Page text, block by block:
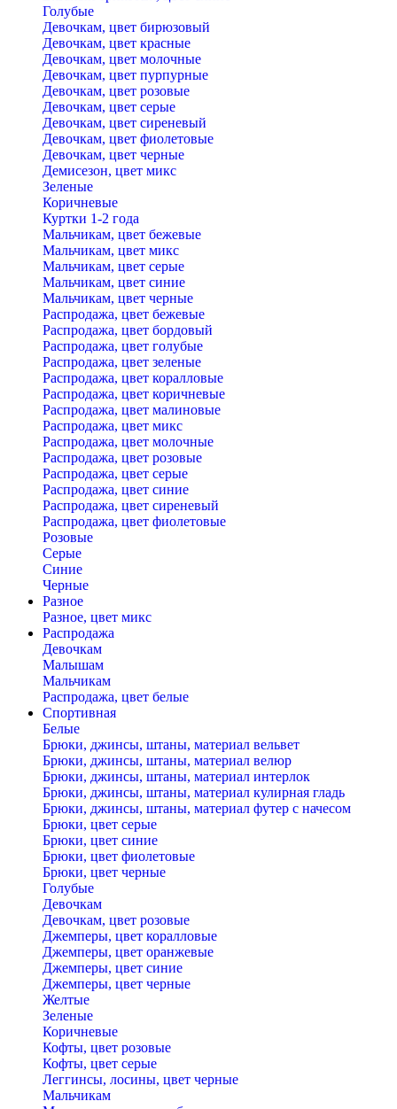
Голубые
Девочкам, цвет бирюзовый
Девочкам, цвет красные
Девочкам, цвет молочные
Девочкам, цвет пурпурные
Девочкам, цвет розовые
Девочкам, цвет серые
Девочкам, цвет сиреневый
Девочкам, цвет фиолетовые
Девочкам, цвет черные
Демисезон, цвет микс
Зеленые
Коричневые
Куртки 1-2 года
Мальчикам, цвет бежевые
Мальчикам, цвет микс
Мальчикам, цвет серые
Мальчикам, цвет синие
Мальчикам, цвет черные
Распродажа, цвет бежевые
Распродажа, цвет бордовый
Распродажа, цвет голубые
Распродажа, цвет зеленые
Распродажа, цвет коралловые
Распродажа, цвет коричневые
Распродажа, цвет малиновые
Распродажа, цвет микс
Распродажа, цвет молочные
Распродажа, цвет розовые
Распродажа, цвет серые
Распродажа, цвет синие
Распродажа, цвет сиреневый
Распродажа, цвет фиолетовые
Розовые
Серые
Синие
Черные
Разное
Разное, цвет микс
Распродажа
Девочкам
Малышам
Мальчикам
Распродажа, цвет белые
Спортивная
Белые
Брюки, джинсы, штаны, материал вельвет
Брюки, джинсы, штаны, материал велюр
Брюки, джинсы, штаны, материал интерлок
Брюки, джинсы, штаны, материал кулирная гладь
Брюки, джинсы, штаны, материал футер с начесом
Брюки, цвет серые
Брюки, цвет синие
Брюки, цвет фиолетовые
Брюки, цвет черные
Голубые
Девочкам
Девочкам, цвет розовые
Джемперы, цвет коралловые
Джемперы, цвет оранжевые
Джемперы, цвет синие
Джемперы, цвет черные
Желтые
Зеленые
Коричневые
Кофты, цвет розовые
Кофты, цвет серые
Леггинсы, лосины, цвет черные
Мальчикам